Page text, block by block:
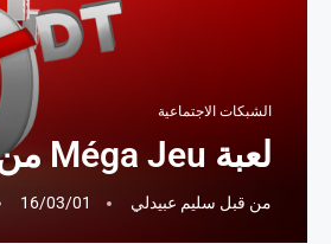
الشبكات الاجتماعية
لعبة Méga Jeu من أوريدو تونس تعود إليكم من جديد
من قبل سليم عبيدلي 16/03/01